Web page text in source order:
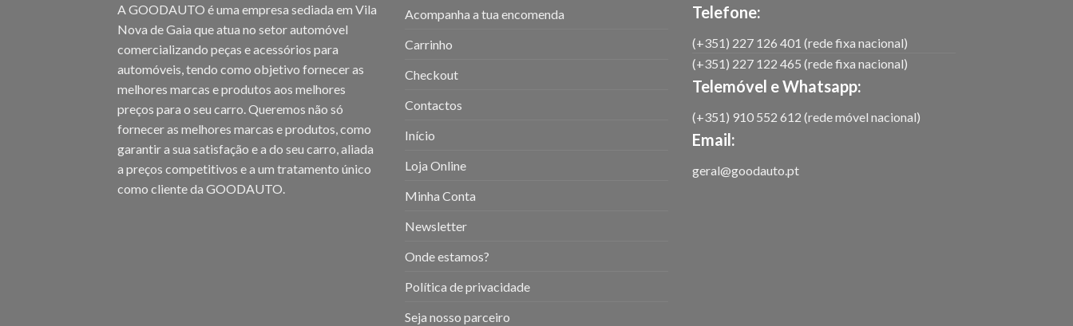
A GOODAUTO é uma empresa sediada em Vila
Nova de Gaia que atua no setor automóvel
comercializando peças e acessórios para
automóveis, tendo como objetivo fornecer as
melhores marcas e produtos aos melhores
preços para o seu carro. Queremos não só
fornecer as melhores marcas e produtos, como
garantir a sua satisfação e a do seu carro, aliada
a preços competitivos e a um tratamento único
como cliente da GOODAUTO.
Acompanha a tua encomenda
Carrinho
Checkout
Contactos
Início
Loja Online
Minha Conta
Newsletter
Onde estamos?
Política de privacidade
Seja nosso parceiro
Telefone:
(+351) 227 126 401 (rede fixa nacional)
(+351) 227 122 465 (rede fixa nacional)
Telemóvel e Whatsapp:
(+351) 910 552 612 (rede móvel nacional)
Email:
geral@goodauto.pt